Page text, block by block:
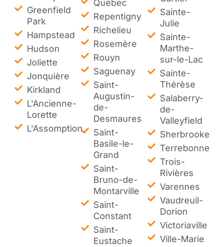
Greenfield
Park
Hampstead
Hudson
Joliette
Jonquière
Kirkland
L'Ancienne-
Lorette
L'Assomption
Québec
Repentigny
Richelieu
Rosemère
Rouyn
Saguenay
Saint-
Augustin-
de-
Desmaures
Saint-
Basile-le-
Grand
Saint-
Bruno-de-
Montarville
Saint-
Constant
Saint-
Eustache
Sainte-
Julie
Sainte-
Marthe-
sur-le-Lac
Sainte-
Thérèse
Salaberry-
de-
Valleyfield
Sherbrooke
Terrebonne
Trois-
Rivières
Varennes
Vaudreuil-
Dorion
Victoriaville
Ville-Marie